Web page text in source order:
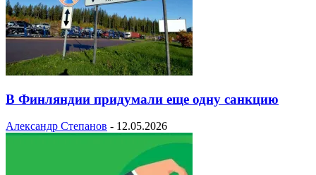
В Финляндии придумали еще одну санкцию
Александр Степанов - 12.05.2026